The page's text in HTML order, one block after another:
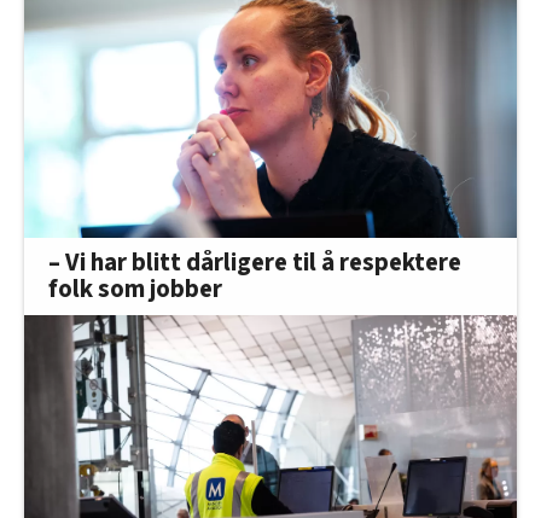
– Vi har blitt dårligere til å respektere
folk som jobber